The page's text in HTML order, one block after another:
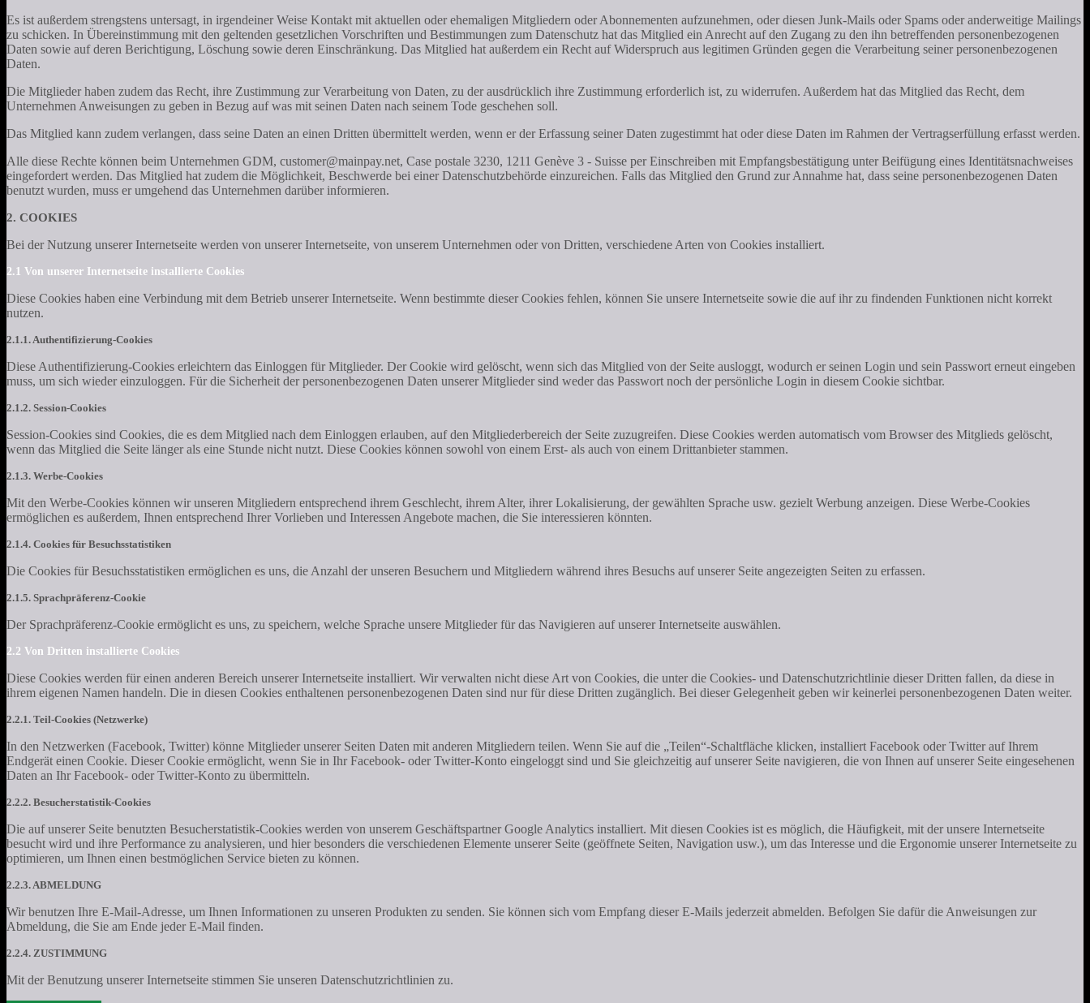
Es ist außerdem strengstens untersagt, in irgendeiner Weise Kontakt mit aktuellen oder ehemaligen Mitgliedern oder Abonnementen aufzunehmen, oder diesen Junk-Mails oder Spams oder anderweitige Mailings
zu schicken. In Übereinstimmung mit den geltenden gesetzlichen Vorschriften und Bestimmungen zum Datenschutz hat das Mitglied ein Anrecht auf den Zugang zu den ihn betreffenden personenbezogenen
Daten sowie auf deren Berichtigung, Löschung sowie deren Einschränkung. Das Mitglied hat außerdem ein Recht auf Widerspruch aus legitimen Gründen gegen die Verarbeitung seiner personenbezogenen
Daten.
Die Mitglieder haben zudem das Recht, ihre Zustimmung zur Verarbeitung von Daten, zu der ausdrücklich ihre Zustimmung erforderlich ist, zu widerrufen. Außerdem hat das Mitglied das Recht, dem
Unternehmen Anweisungen zu geben in Bezug auf was mit seinen Daten nach seinem Tode geschehen soll.
Das Mitglied kann zudem verlangen, dass seine Daten an einen Dritten übermittelt werden, wenn er der Erfassung seiner Daten zugestimmt hat oder diese Daten im Rahmen der Vertragserfüllung erfasst werden.
Alle diese Rechte können beim Unternehmen GDM, customer@mainpay.net, Case postale 3230, 1211 Genève 3 - Suisse per Einschreiben mit Empfangsbestätigung unter Beifügung eines Identitätsnachweises
eingefordert werden. Das Mitglied hat zudem die Möglichkeit, Beschwerde bei einer Datenschutzbehörde einzureichen. Falls das Mitglied den Grund zur Annahme hat, dass seine personenbezogenen Daten
benutzt wurden, muss er umgehend das Unternehmen darüber informieren.
2. COOKIES
Bei der Nutzung unserer Internetseite werden von unserer Internetseite, von unserem Unternehmen oder von Dritten, verschiedene Arten von Cookies installiert.
2.1 Von unserer Internetseite installierte Cookies
Diese Cookies haben eine Verbindung mit dem Betrieb unserer Internetseite. Wenn bestimmte dieser Cookies fehlen, können Sie unsere Internetseite sowie die auf ihr zu findenden Funktionen nicht korrekt
nutzen.
2.1.1. Authentifizierung-Cookies
Diese Authentifizierung-Cookies erleichtern das Einloggen für Mitglieder. Der Cookie wird gelöscht, wenn sich das Mitglied von der Seite ausloggt, wodurch er seinen Login und sein Passwort erneut eingeben
muss, um sich wieder einzuloggen. Für die Sicherheit der personenbezogenen Daten unserer Mitglieder sind weder das Passwort noch der persönliche Login in diesem Cookie sichtbar.
2.1.2. Session-Cookies
Session-Cookies sind Cookies, die es dem Mitglied nach dem Einloggen erlauben, auf den Mitgliederbereich der Seite zuzugreifen. Diese Cookies werden automatisch vom Browser des Mitglieds gelöscht,
wenn das Mitglied die Seite länger als eine Stunde nicht nutzt. Diese Cookies können sowohl von einem Erst- als auch von einem Drittanbieter stammen.
2.1.3. Werbe-Cookies
Mit den Werbe-Cookies können wir unseren Mitgliedern entsprechend ihrem Geschlecht, ihrem Alter, ihrer Lokalisierung, der gewählten Sprache usw. gezielt Werbung anzeigen. Diese Werbe-Cookies
ermöglichen es außerdem, Ihnen entsprechend Ihrer Vorlieben und Interessen Angebote machen, die Sie interessieren könnten.
2.1.4. Cookies für Besuchsstatistiken
Die Cookies für Besuchsstatistiken ermöglichen es uns, die Anzahl der unseren Besuchern und Mitgliedern während ihres Besuchs auf unserer Seite angezeigten Seiten zu erfassen.
2.1.5. Sprachpräferenz-Cookie
Der Sprachpräferenz-Cookie ermöglicht es uns, zu speichern, welche Sprache unsere Mitglieder für das Navigieren auf unserer Internetseite auswählen.
2.2 Von Dritten installierte Cookies
Diese Cookies werden für einen anderen Bereich unserer Internetseite installiert. Wir verwalten nicht diese Art von Cookies, die unter die Cookies- und Datenschutzrichtlinie dieser Dritten fallen, da diese in
ihrem eigenen Namen handeln. Die in diesen Cookies enthaltenen personenbezogenen Daten sind nur für diese Dritten zugänglich. Bei dieser Gelegenheit geben wir keinerlei personenbezogenen Daten weiter.
2.2.1. Teil-Cookies (Netzwerke)
In den Netzwerken (Facebook, Twitter) könne Mitglieder unserer Seiten Daten mit anderen Mitgliedern teilen. Wenn Sie auf die „Teilen“-Schaltfläche klicken, installiert Facebook oder Twitter auf Ihrem
Endgerät einen Cookie. Dieser Cookie ermöglicht, wenn Sie in Ihr Facebook- oder Twitter-Konto eingeloggt sind und Sie gleichzeitig auf unserer Seite navigieren, die von Ihnen auf unserer Seite eingesehenen
Daten an Ihr Facebook- oder Twitter-Konto zu übermitteln.
2.2.2. Besucherstatistik-Cookies
Die auf unserer Seite benutzten Besucherstatistik-Cookies werden von unserem Geschäftspartner Google Analytics installiert. Mit diesen Cookies ist es möglich, die Häufigkeit, mit der unsere Internetseite
besucht wird und ihre Performance zu analysieren, und hier besonders die verschiedenen Elemente unserer Seite (geöffnete Seiten, Navigation usw.), um das Interesse und die Ergonomie unserer Internetseite zu
optimieren, um Ihnen einen bestmöglichen Service bieten zu können.
2.2.3. ABMELDUNG
Wir benutzen Ihre E-Mail-Adresse, um Ihnen Informationen zu unseren Produkten zu senden. Sie können sich vom Empfang dieser E-Mails jederzeit abmelden. Befolgen Sie dafür die Anweisungen zur
Abmeldung, die Sie am Ende jeder E-Mail finden.
2.2.4. ZUSTIMMUNG
Mit der Benutzung unserer Internetseite stimmen Sie unseren Datenschutzrichtlinien zu.